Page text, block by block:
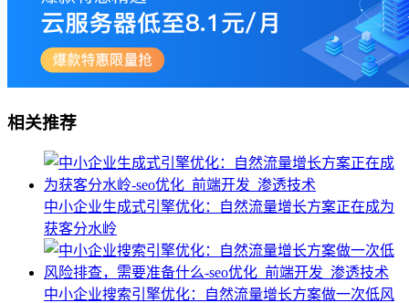
相关推荐
中小企业生成式引擎优化：自然流量增长方案正在成为
获客分水岭
中小企业搜索引擎优化：自然流量增长方案做一次低风